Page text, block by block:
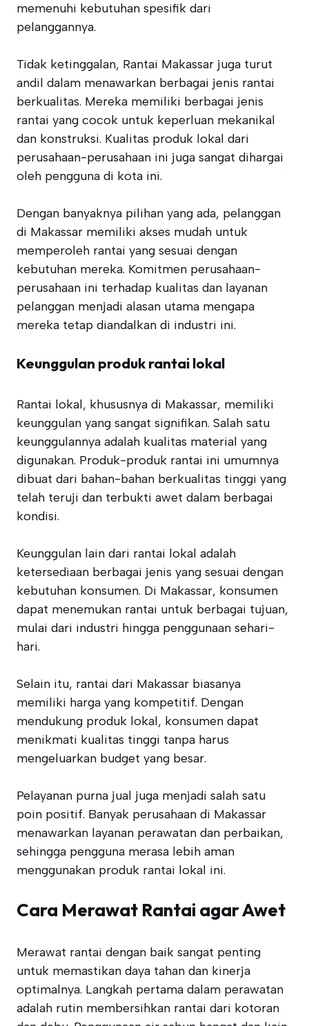
memenuhi kebutuhan spesifik dari
pelanggannya.
Tidak ketinggalan, Rantai Makassar juga turut
andil dalam menawarkan berbagai jenis rantai
berkualitas. Mereka memiliki berbagai jenis
rantai yang cocok untuk keperluan mekanikal
dan konstruksi. Kualitas produk lokal dari
perusahaan-perusahaan ini juga sangat dihargai
oleh pengguna di kota ini.
Dengan banyaknya pilihan yang ada, pelanggan
di Makassar memiliki akses mudah untuk
memperoleh rantai yang sesuai dengan
kebutuhan mereka. Komitmen perusahaan-
perusahaan ini terhadap kualitas dan layanan
pelanggan menjadi alasan utama mengapa
mereka tetap diandalkan di industri ini.
Keunggulan produk rantai lokal
Rantai lokal, khususnya di Makassar, memiliki
keunggulan yang sangat signifikan. Salah satu
keunggulannya adalah kualitas material yang
digunakan. Produk-produk rantai ini umumnya
dibuat dari bahan-bahan berkualitas tinggi yang
telah teruji dan terbukti awet dalam berbagai
kondisi.
Keunggulan lain dari rantai lokal adalah
ketersediaan berbagai jenis yang sesuai dengan
kebutuhan konsumen. Di Makassar, konsumen
dapat menemukan rantai untuk berbagai tujuan,
mulai dari industri hingga penggunaan sehari-
hari.
Selain itu, rantai dari Makassar biasanya
memiliki harga yang kompetitif. Dengan
mendukung produk lokal, konsumen dapat
menikmati kualitas tinggi tanpa harus
mengeluarkan budget yang besar.
Pelayanan purna jual juga menjadi salah satu
poin positif. Banyak perusahaan di Makassar
menawarkan layanan perawatan dan perbaikan,
sehingga pengguna merasa lebih aman
menggunakan produk rantai lokal ini.
Cara Merawat Rantai agar Awet
Merawat rantai dengan baik sangat penting
untuk memastikan daya tahan dan kinerja
optimalnya. Langkah pertama dalam perawatan
adalah rutin membersihkan rantai dari kotoran